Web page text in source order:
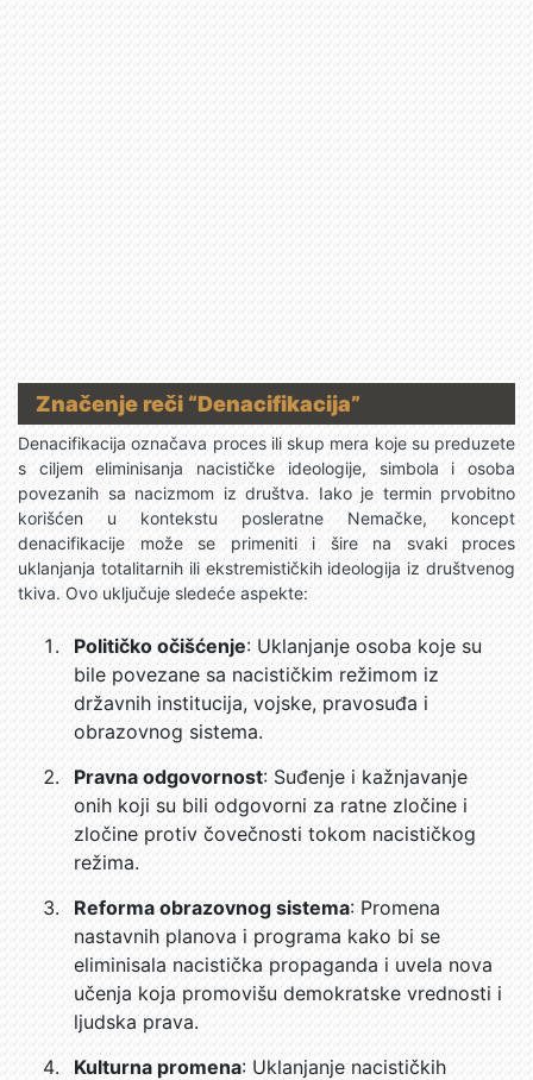
Značenje reči “Denacifikacija”
Denacifikacija označava proces ili skup mera koje su preduzete
s ciljem eliminisanja nacističke ideologije, simbola i osoba
povezanih sa nacizmom iz društva. Iako je termin prvobitno
korišćen u kontekstu posleratne Nemačke, koncept
denacifikacije može se primeniti i šire na svaki proces
uklanjanja totalitarnih ili ekstremističkih ideologija iz društvenog
tkiva. Ovo uključuje sledeće aspekte:
Političko očišćenje: Uklanjanje osoba koje su
bile povezane sa nacističkim režimom iz
državnih institucija, vojske, pravosuđa i
obrazovnog sistema.
Pravna odgovornost: Suđenje i kažnjavanje
onih koji su bili odgovorni za ratne zločine i
zločine protiv čovečnosti tokom nacističkog
režima.
Reforma obrazovnog sistema: Promena
nastavnih planova i programa kako bi se
eliminisala nacistička propaganda i uvela nova
učenja koja promovišu demokratske vrednosti i
ljudska prava.
Kulturna promena: Uklanjanje nacističkih